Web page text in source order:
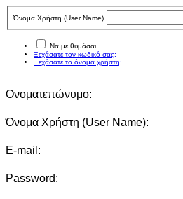
Όνομα Χρήστη (User Νame)
Να με θυμάσαι
Ξεχάσατε τον κωδικό σας;
Ξεχάσατε το όνομα χρήστη;
Ονοματεπώνυμο:
Όνομα Χρήστη (User Νame):
E-mail:
Password: